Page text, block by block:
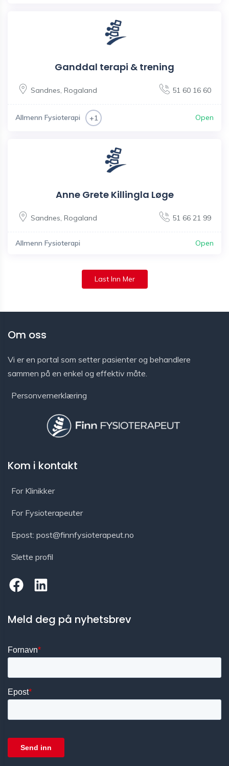
Ganddal terapi & trening
Sandnes Rogaland 51 60 16 60
Allmenn Fysioterapi +1 Open
Anne Grete Killingla Løge
Sandnes Rogaland 51 66 21 99
Allmenn Fysioterapi Open
Last Inn Mer
Om oss
Vi er en portal som setter pasienter og behandlere
sammen på en enkel og effektiv måte.
Personvernerklæring
Kom i kontakt
For Klinikker
For Fysioterapeuter
Epost: post@finnfysioterapeut.no
Slette profil
Meld deg på nyhetsbrev